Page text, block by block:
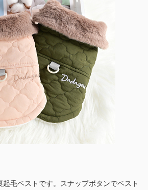
毛ベストです。スナップボタンでベスト